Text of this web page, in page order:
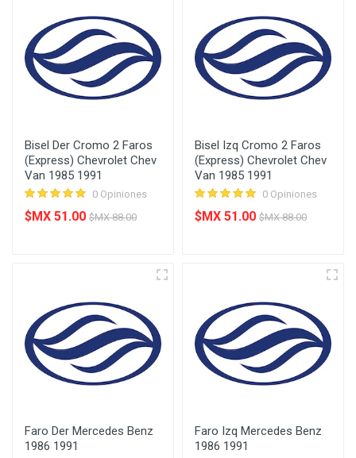
Bisel Der Cromo 2 Faros
(Express) Chevrolet Chev
Van 1985 1991
0 Opiniones
$MX 51.00 $MX 88.00
Bisel Izq Cromo 2 Faros
(Express) Chevrolet Chev
Van 1985 1991
0 Opiniones
$MX 51.00 $MX 88.00
Faro Der Mercedes Benz
1986 1991
Faro Izq Mercedes Benz
1986 1991